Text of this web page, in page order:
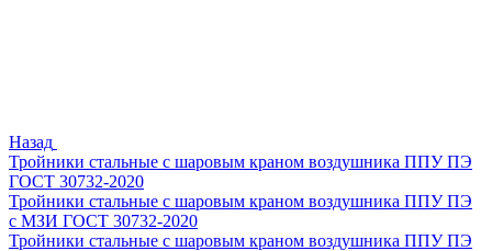
Назад
Тройники стальные с шаровым краном воздушника ППУ ПЭ
ГОСТ 30732-2020
Тройники стальные с шаровым краном воздушника ППУ ПЭ
с МЗИ ГОСТ 30732-2020
Тройники стальные с шаровым краном воздушника ППУ ПЭ